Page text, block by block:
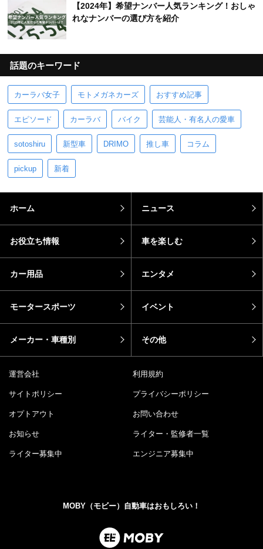
【2024年】希望ナンバー人気ランキング！おしゃ
れなナンバーの選び方を紹介
話題のキーワード
カーラバ女子 モトメガネカーズ おすすめ記事
エピソード カーラバ バイク 芸能人・有名人の愛車
sotoshiru 新型車 DRIMO 推し車 コラム
pickup 新着
ホーム ニュース
お役立ち情報 車を楽しむ
カー用品 エンタメ
モータースポーツ イベント
メーカー・車種別 その他
運営会社 利用規約
サイトポリシー プライバシーポリシー
オプトアウト お問い合わせ
お知らせ ライター・監修者一覧
ライター募集中 エンジニア募集中
MOBY（モビー）自動車はおもしろい！